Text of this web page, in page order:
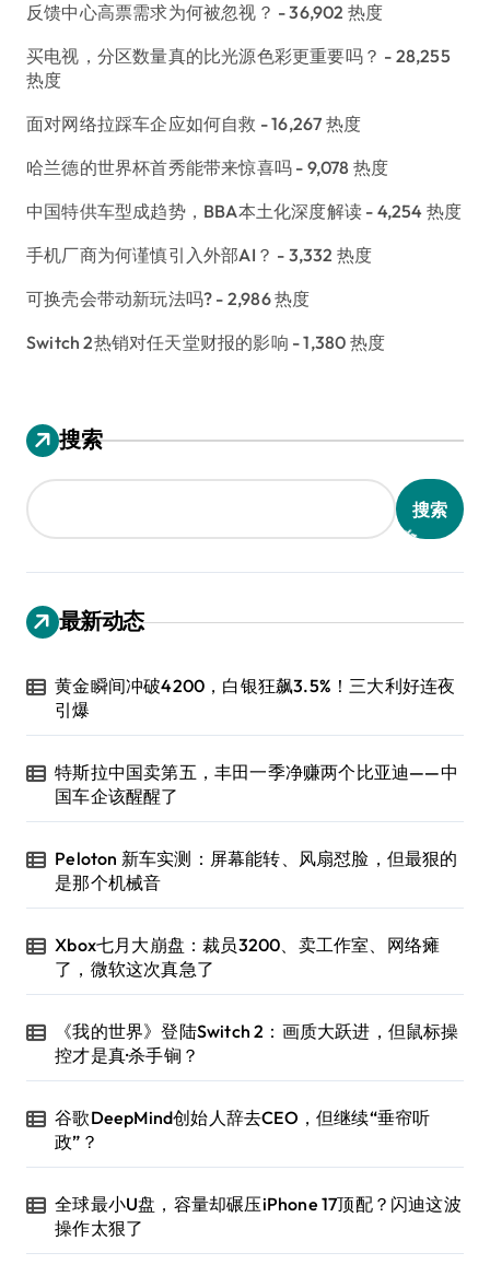
反馈中心高票需求为何被忽视？ - 36,902 热度
买电视，分区数量真的比光源色彩更重要吗？ - 28,255
热度
面对网络拉踩车企应如何自救 - 16,267 热度
哈兰德的世界杯首秀能带来惊喜吗 - 9,078 热度
中国特供车型成趋势，BBA本土化深度解读 - 4,254 热度
手机厂商为何谨慎引入外部AI？ - 3,332 热度
可换壳会带动新玩法吗? - 2,986 热度
Switch 2热销对任天堂财报的影响 - 1,380 热度
搜索
搜索
最新动态
黄金瞬间冲破4200，白银狂飙3.5%！三大利好连夜
引爆
特斯拉中国卖第五，丰田一季净赚两个比亚迪——中
国车企该醒醒了
Peloton 新车实测：屏幕能转、风扇怼脸，但最狠的
是那个机械音
Xbox七月大崩盘：裁员3200、卖工作室、网络瘫
了，微软这次真急了
《我的世界》登陆Switch 2：画质大跃进，但鼠标操
控才是真·杀手锏？
谷歌DeepMind创始人辞去CEO，但继续“垂帘听
政”？
全球最小U盘，容量却碾压iPhone 17顶配？闪迪这波
操作太狠了